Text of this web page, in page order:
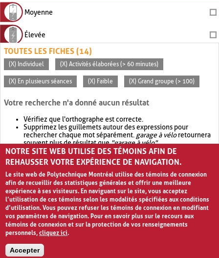
Moyenne
Élevée
TOUTES LES FICHES (14)
(X) Individuel (X) Activités élaborées (> 60 minutes)
(X) En plusieurs séances (X) Faible (X) Grand groupe (> 100)
Votre recherche n'a donné aucun résultat
Vérifiez que l'orthographe est correcte.
Supprimez les guillemets autour des expressions pour
rechercher chaque mot séparément. garage à véloretournera
souvent plus de résultat que"garage à vélo".
Envisagez d'élargir votre recherche avec OR.garage OR vélo
retournera souvent plus de résultat quegarage à vélo
NOTRE SITE WEB UTILISE DES TÉMOINS AFIN DE
REHAUSSER VOTRE EXPÉRIENCE DE NAVIGATION.
Le site web de Polytechnique Montréal utilise des témoins de connexion
afin de recueillir des statistiques générales et offrir une meilleure
expérience à ses visiteurs. En naviguant sur le site, vous acceptez
l’utilisation de ces témoins selon les modalités spécifiées aux conditions
d’utilisation. Vous pouvez refuser les témoins de connexion en modifiant
vos paramètres de navigation. Pour en savoir plus sur le recours aux
témoins de connexion et sur la protection de vos renseignements
personnels,cliquez ici.
Accepter